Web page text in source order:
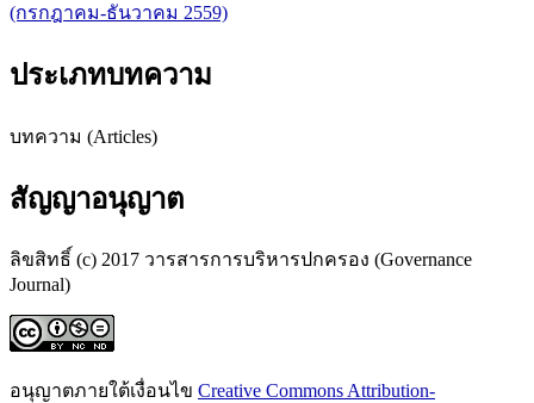
(กรกฎาคม-ธันวาคม 2559)
ประเภทบทความ
บทความ (Articles)
สัญญาอนุญาต
ลิขสิทธิ์ (c) 2017 วารสารการบริหารปกครอง (Governance
Journal)
อนุญาตภายใต้เงื่อนไข Creative Commons Attribution-